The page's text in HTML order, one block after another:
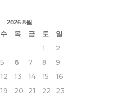
2026 8월
수 목 금 토
일
1
2
5 6 7 8
9
12 13 14 15
16
19 20 21 22 23